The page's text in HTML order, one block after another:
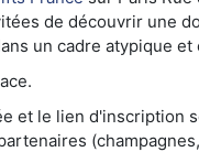
de découvrir une
un cadre atypique et
et le lien d'inscription